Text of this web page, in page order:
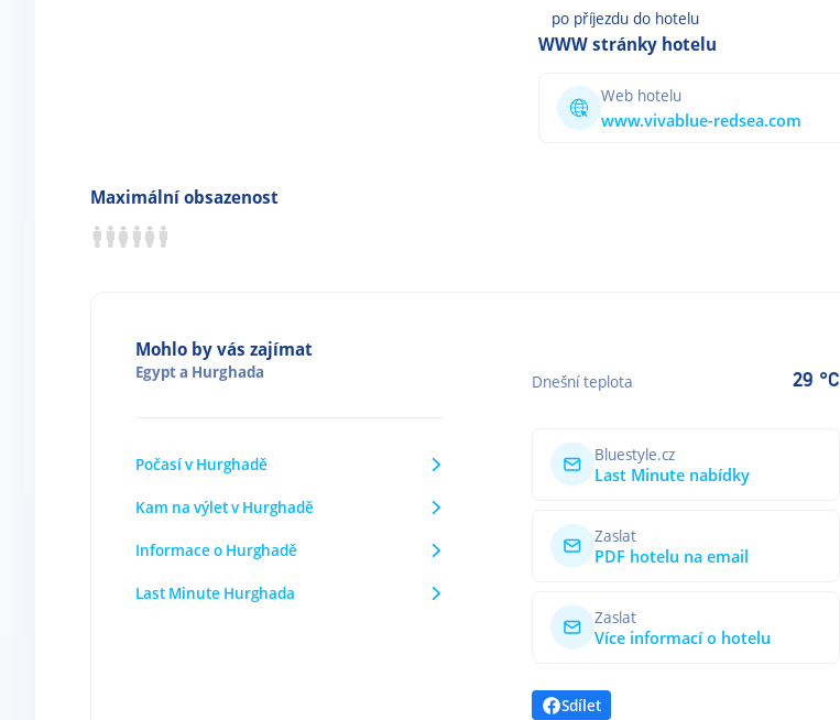
po příjezdu do hotelu
WWW stránky hotelu
Web hotelu
www.vivablue-redsea.com
Maximální obsazenost
Mohlo by vás zajímat
Egypta Hurghada
Počasí v Hurghadě
Kam na výlet v Hurghadě
Informace o Hurghadě
Last Minute Hurghada
Dnešní teplota 29 °C
Bluestyle.cz
Last Minute nabídky
Zaslat
PDF hotelu na email
Zaslat
Více informací o hotelu
Sdílet